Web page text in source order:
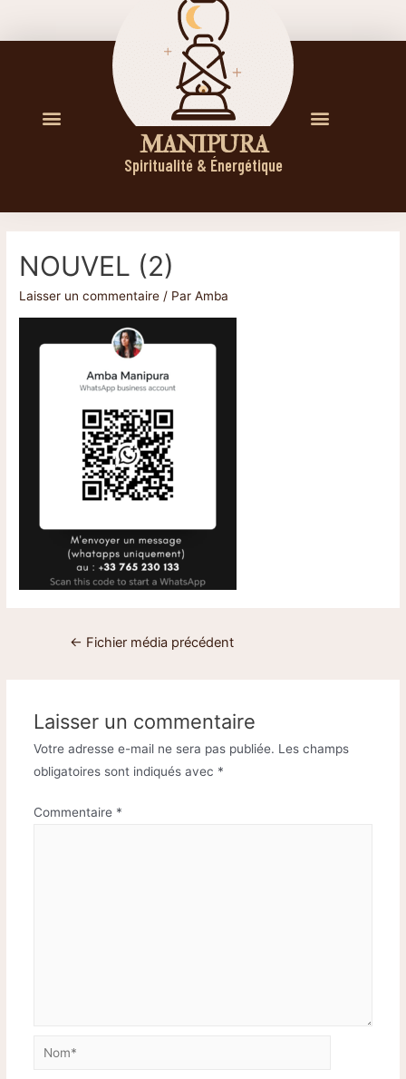
M A N I P U R A
Spiritualité & Énergétique
NOUVEL (2)
Laisser un commentaire / ParAmba
← Fichier média précédent
Laisser un commentaire
Votre adresse e-mail ne sera pas publiée. Les champs
obligatoires sont indiqués avec *
Commentaire *